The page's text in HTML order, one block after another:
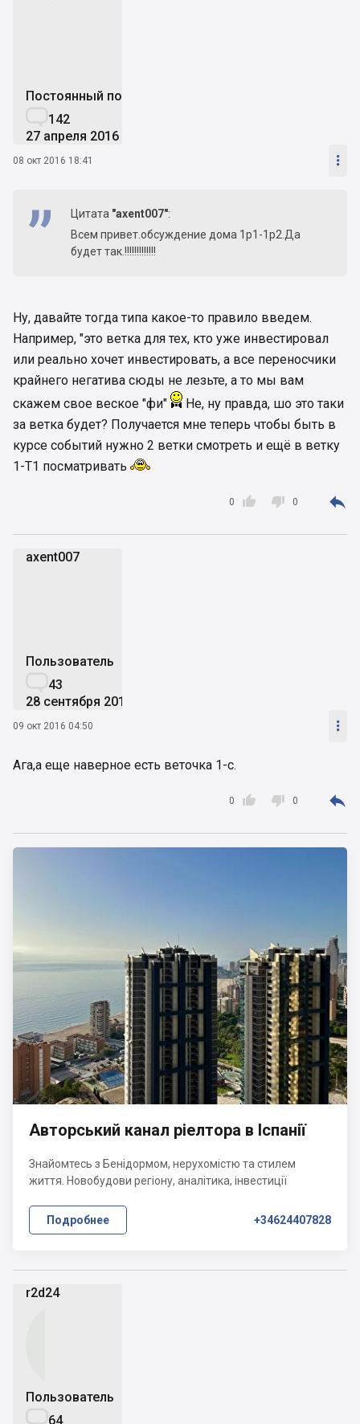
Постоянный пользователь
142
27 апреля 2016
08 окт 2016 18:41 
Цитата "axent007":
Всем привет.обсуждение дома 1р1-1р2.Да
будет так.!!!!!!!!!!!!!
Ну, давайте тогда типа какое-то правило введем.
Например, "это ветка для тех, кто уже инвестировал
или реально хочет инвестировать, а все переносчики
крайнего негатива сюды не лезьте, а то мы вам
скажем свое веское "фи"
Не, ну правда, шо это таки
за ветка будет? Получается мне теперь чтобы быть в
курсе событий нужно 2 ветки смотреть и ещё в ветку
1-Т1 посматривать

0  0 
axent007
Пользователь
43
28 сентября 2016
09 окт 2016 04:50 
Ага,а еще наверное есть веточка 1-с.

0  0 
r2d24
Пользователь
64
Авторський канал ріелтора в Іспанії
Знайомтесь з Бенідормом, нерухомістю та стилем
життя. Новобудови регіону, аналітика, інвестиції
Подробнее +34624407828